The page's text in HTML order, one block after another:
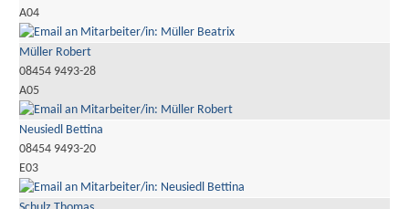
A04
Müller Robert
08454 9493-28
A05
Neusiedl Bettina
08454 9493-20
E03